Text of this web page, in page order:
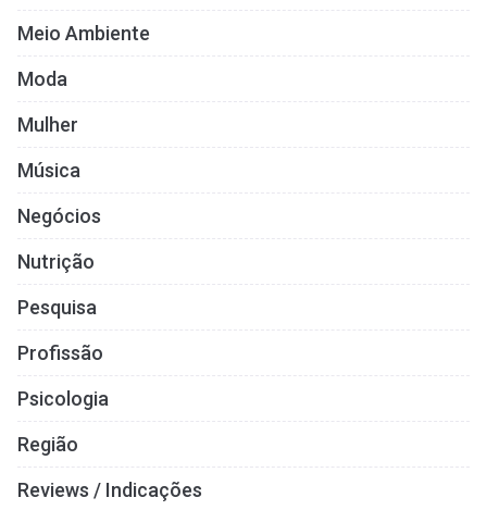
Meio Ambiente
Moda
Mulher
Música
Negócios
Nutrição
Pesquisa
Profissão
Psicologia
Região
Reviews / Indicações